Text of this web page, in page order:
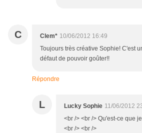
C Clem* 10/06/2012 16:49
Toujours très créative Sophie! C'est
défaut de pouvoir goûter!!
Répondre
L Lucky Sophie 11/06/2012
<br /> <br /> Qu'est-ce que
<br /> <br />